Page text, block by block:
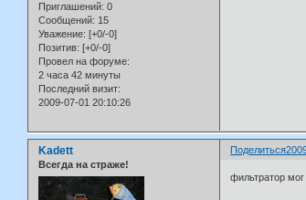
Приглашений: 0
Сообщений: 15
Уважение: [+0/-0]
Позитив: [+0/-0]
Провел на форуме:
2 часа 42 минуты
Последний визит:
2009-07-01 20:10:26
Поделиться
Kadett
Всегда на страже!
фильтратор